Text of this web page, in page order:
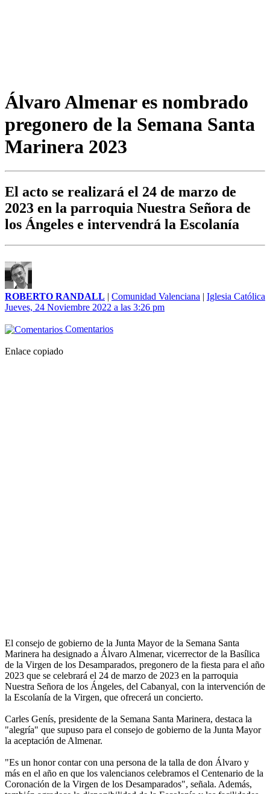
Álvaro Almenar es nombrado
pregonero de la Semana Santa
Marinera 2023
El acto se realizará el 24 de marzo de
2023 en la parroquia Nuestra Señora de
los Ángeles e intervendrá la Escolanía
ROBERTO RANDALL | Comunidad Valenciana | Iglesia Católica
Jueves, 24 Noviembre 2022 a las 3:26 pm
Comentarios
Enlace copiado
El consejo de gobierno de la Junta Mayor de la Semana Santa
Marinera ha designado a Álvaro Almenar, vicerrector de la Basílica
de la Virgen de los Desamparados, pregonero de la fiesta para el año
2023 que se celebrará el 24 de marzo de 2023 en la parroquia
Nuestra Señora de los Ángeles, del Cabanyal, con la intervención de
la Escolanía de la Virgen, que ofrecerá un concierto.
Carles Genís, presidente de la Semana Santa Marinera, destaca la
"alegría" que supuso para el consejo de gobierno de la Junta Mayor
la aceptación de Almenar.
"Es un honor contar con una persona de la talla de don Álvaro y
más en el año en que los valencianos celebramos el Centenario de la
Coronación de la Virgen de los Desamparados", señala. Además,